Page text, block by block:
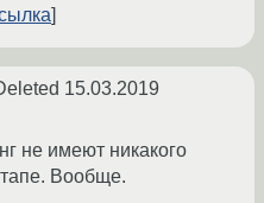
15.03.2019
не имеют никакого
Вообще.